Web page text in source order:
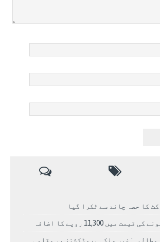
کا حصہ چاند سے ٹکرا گیا
میں 11,300 روپے کا اضافہ
مطالبہ: غیر ملکی پروڈکشنز پر مقامی